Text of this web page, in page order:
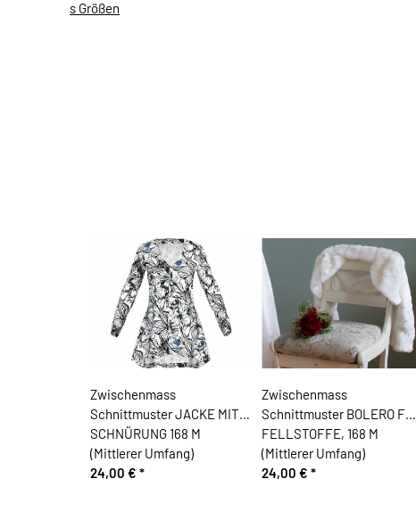
s Größen
Zwischenmass
Schnittmuster JACKE MIT
SCHNÜRUNG 168 M
(Mittlerer Umfang)
24,00 € *
Zwischenmass
Schnittmuster BOLERO FÜR
FELLSTOFFE, 168 M
(Mittlerer Umfang)
24,00 € *